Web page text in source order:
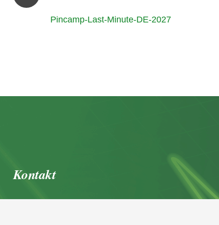
Pincamp-Last-Minute-DE-2027
Kontakt
office@igl.at